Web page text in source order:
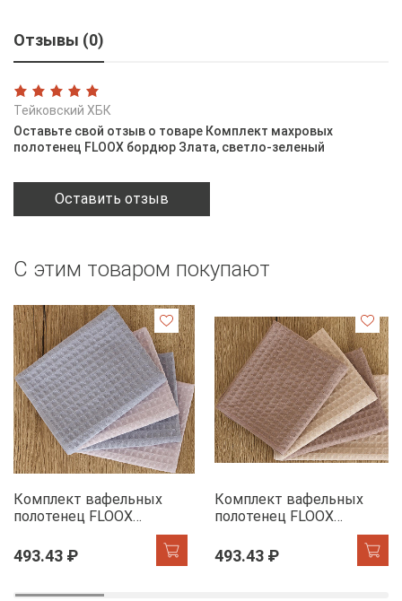
Отзывы (0)
Тейковский ХБК
Оставьте свой отзыв о товаре Комплект махровых
полотенец FLOOX бордюр Злата, светло-зеленый
Оставить отзыв
С этим товаром покупают
Комплект вафельных
полотенец FLOOX
голубой/сирень
493.43 ₽
Комплект вафельных
полотенец FLOOX
бежевый/шоколад
493.43 ₽